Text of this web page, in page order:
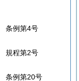
条例第4号
規程第2号
条例第20号